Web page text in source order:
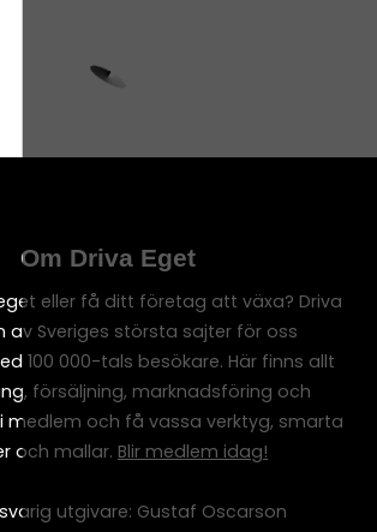
Om Driva Eget
eller få ditt företag att växa? Driva
av Sveriges största sajter för oss
100 000-tals besökare. Här finns allt
försäljning, marknadsföring och
medlem och få vassa verktyg, smarta
och mallar. Blir medlem idag!
utgivare: Gustaf Oscarson